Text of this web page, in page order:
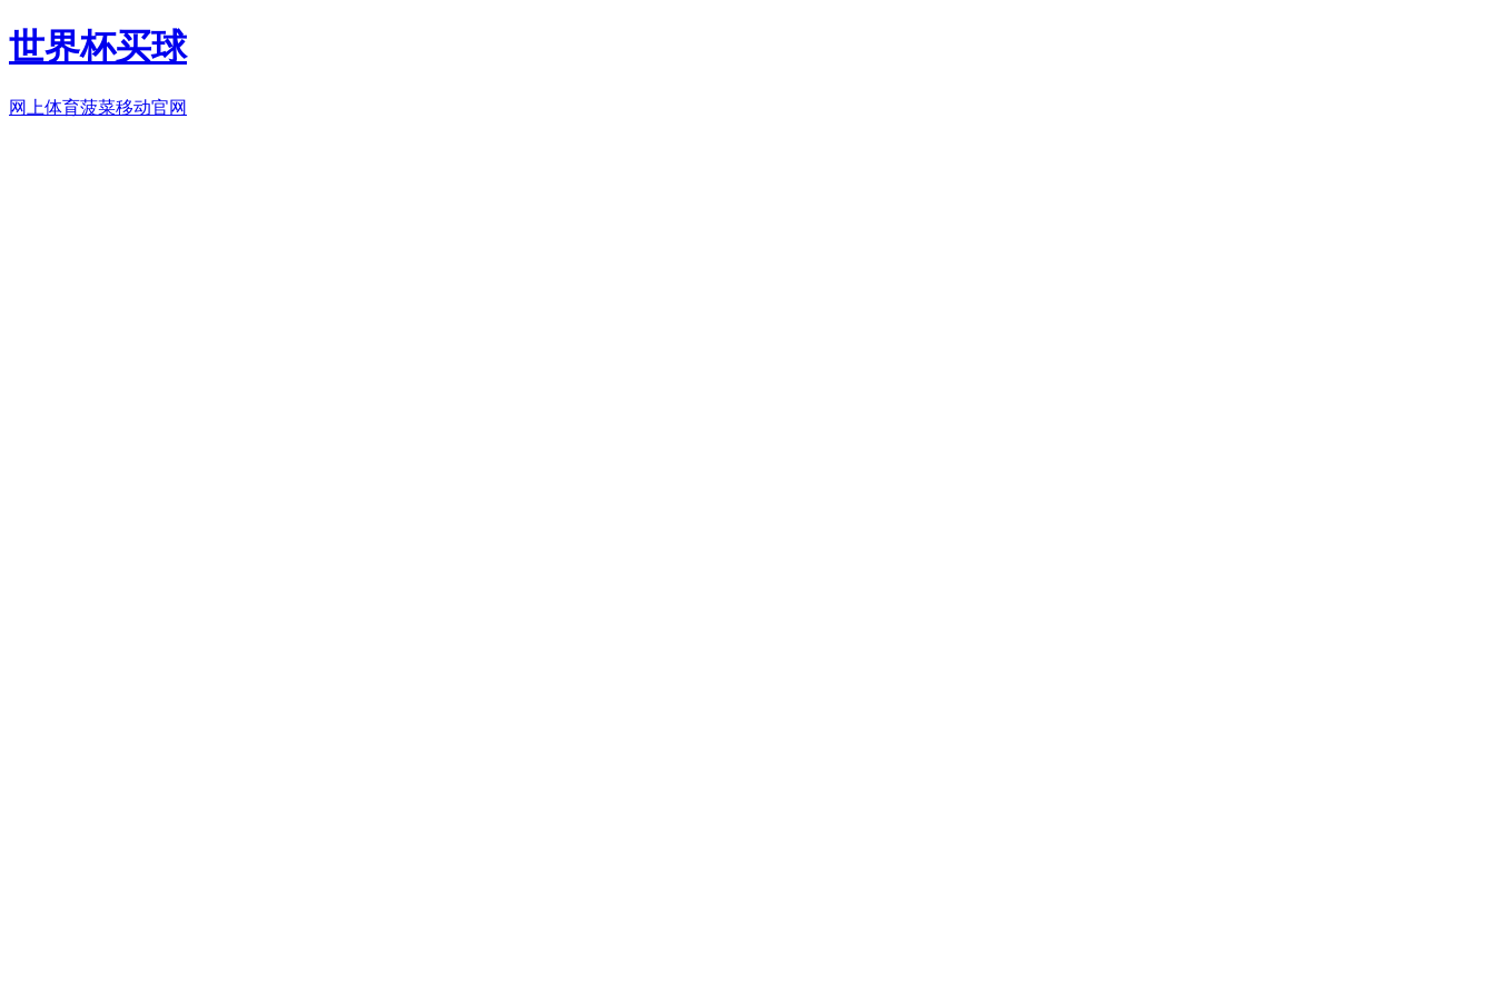
世界杯买球
网上体育菠菜移动官网